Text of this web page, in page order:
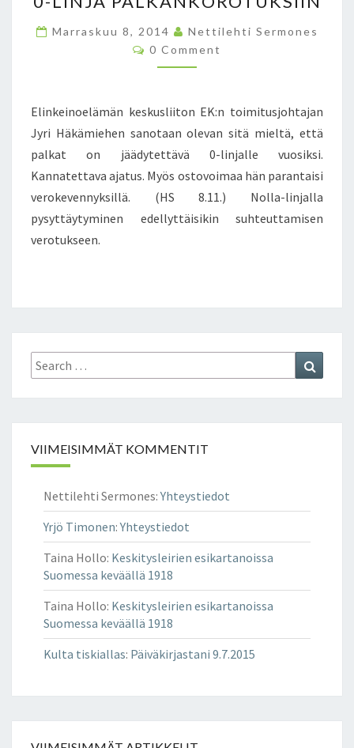
I
N
J
P
L
K
A
K
O
S
I
Marraskuu 8, 2014
Nettilehti Sermones
C
O
N
T
S
0 Comment
Elinkeinoelämän keskusliiton EK:n toimitusjohtajan
Jyri Häkämiehen sanotaan olevan sitä mieltä, että
palkat on jäädytettävä 0-linjalle vuosiksi.
Kannatettava ajatus. Myös ostovoimaa hän parantaisi
verokevennyksillä. (HS 8.11.) Nolla-linjalla
pysyttäytyminen edellyttäisikin suhteuttamisen
verotukseen.
Search
for:
VIIMEISIMMÄT KOMMENTIT
Nettilehti Sermones:Yhteystiedot
Yrjö Timonen:Yhteystiedot
Taina Hollo: Keskitysleirien esikartanoissa
Suomessa keväällä 1918
Taina Hollo: Keskitysleirien esikartanoissa
Suomessa keväällä 1918
Kulta tiskiallas: Päiväkirjastani 9.7.2015